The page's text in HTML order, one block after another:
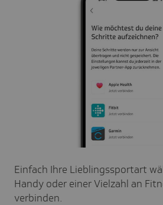
Einfach Ihre Lieblingssportart
Handy oder einer Vielzahl an
verbinden.